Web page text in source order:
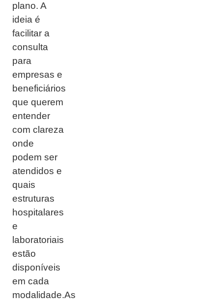
plano. A
ideia é
facilitar a
consulta
para
empresas e
beneficiários
que querem
entender
com clareza
onde
podem ser
atendidos e
quais
estruturas
hospitalares
e
laboratoriais
estão
disponíveis
em cada
modalidade.As